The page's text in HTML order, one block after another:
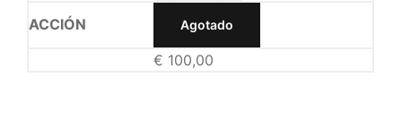
Agotado
€ 100,00